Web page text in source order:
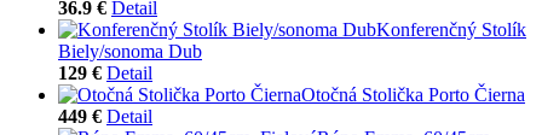
36.9 € Detail
Konferenčný Stolík
Biely/sonoma Dub
129 € Detail
Otočná Stolička Porto Čierna
449 € Detail